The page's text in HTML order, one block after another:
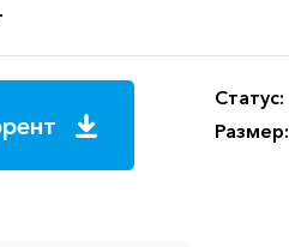
Статус:
Размер: